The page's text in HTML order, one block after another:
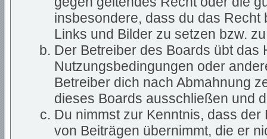
insbesondere, dass du das
Links und Bilder zu setzen bzw.
Der Betreiber des Boards übt
Nutzungsbedingungen oder
Betreiber dich nach Abmahnung
dieses Boards ausschließen und
Du nimmst zur Kenntnis, dass
von Beiträgen übernimmt, die er